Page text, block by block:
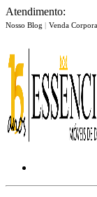
Atendimento:
Nosso Blog | Venda